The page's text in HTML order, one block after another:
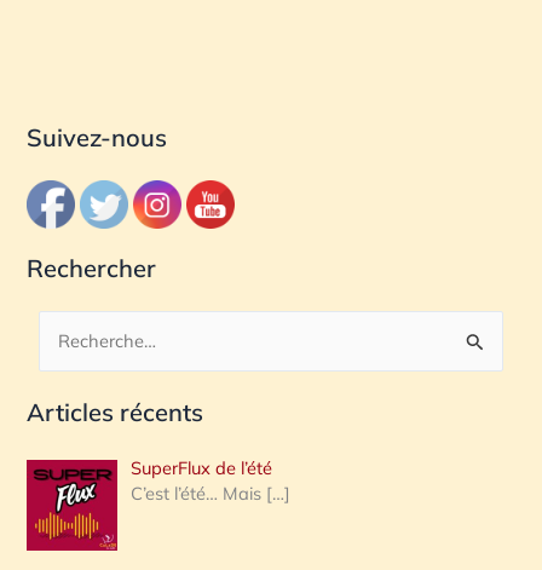
Suivez-nous
Rechercher
c
e
r
c
Articles récents
SuperFlux de l’été
C’est l’été… Mais […]